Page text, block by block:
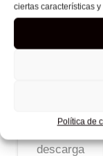
ciertas características
Política de
Tabla
descarga